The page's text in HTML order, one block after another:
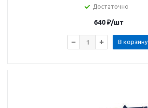
Достаточно
640₽/шт
В корзину